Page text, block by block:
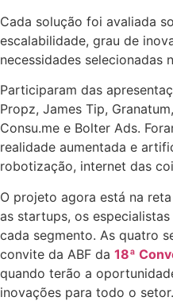
Cada solução foi avaliada
escalabilidade, grau de
necessidades selecionadas
Participaram das
Propz, James Tip,
Consu.me e Bolter Ads.
realidade aumentada e
robotização, internet das
O projeto agora está na
as startups, os
cada segmento. As quatro
convite da ABF da 18ª
quando terão a
inovações para todo o setor.